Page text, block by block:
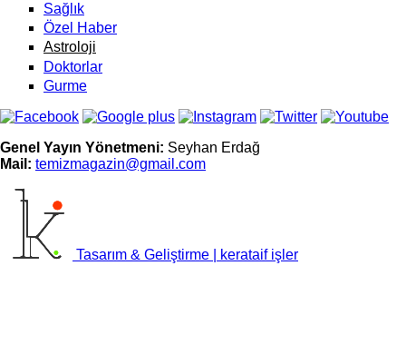
Sağlık
Özel Haber
Astroloji
Doktorlar
Gurme
Genel Yayın Yönetmeni: Seyhan Erdağ
Mail: temizmagazin@gmail.com
Tasarım & Geliştirme | kerataif işler